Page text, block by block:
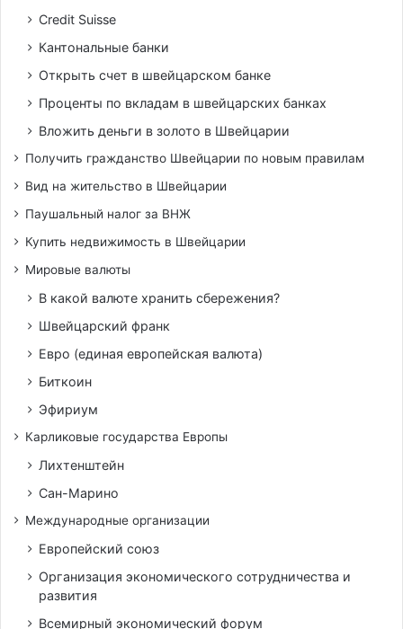
Credit Suisse
Кантональные банки
Открыть счет в швейцарском банке
Проценты по вкладам в швейцарских банках
Вложить деньги в золото в Швейцарии
Получить гражданство Швейцарии по новым правилам
Вид на жительство в Швейцарии
Паушальный налог за ВНЖ
Купить недвижимость в Швейцарии
Мировые валюты
В какой валюте хранить сбережения?
Швейцарский франк
Евро (единая европейская валюта)
Биткоин
Эфириум
Карликовые государства Европы
Лихтенштейн
Сан-Марино
Международные организации
Европейский союз
Организация экономического сотрудничества и
развития
Всемирный экономический форум